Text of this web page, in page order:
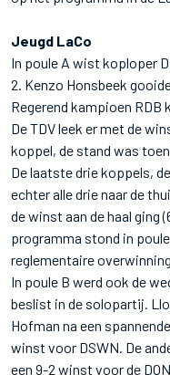
Jeugd LaCo
In poule A wist koploper
2. Kenzo Honsbeek
Regerend kampioen RDB
De TDV leek er met de
koppel, de stand was
De laatste drie koppels,
echter alle drie naar de
de winst aan de haal ging
programma stond in
reglementaire
In poule B werd ook de
beslist in de solopartij.
Hofman na een
winst voor DSWN. De
een 9-2 winst voor de